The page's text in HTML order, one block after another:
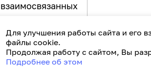
взаимосвязанных
юридических лиц
и (или)
физических лиц,
Для улучшения работы сайта и его
файлы cookie.
Продолжая работу с сайтом, Вы
Подробнее об этом